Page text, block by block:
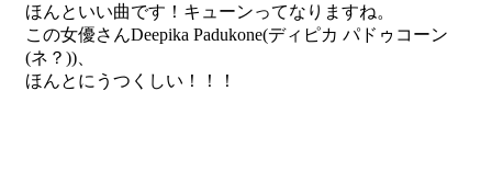
ほんといい曲です！キューンってなりますね。
この女優さんDeepika Padukone(ディピカ パドゥコーン
(ネ？))、
ほんとにうつくしい！！！